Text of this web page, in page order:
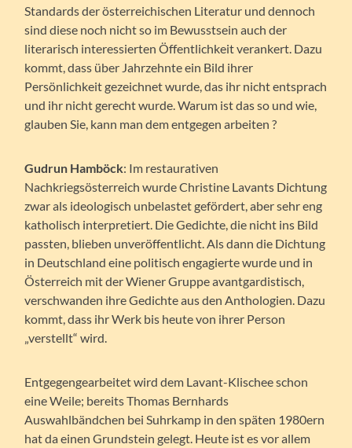
Standards der österreichischen Literatur und dennoch
sind diese noch nicht so im Bewusstsein auch der
literarisch interessierten Öffentlichkeit verankert. Dazu
kommt, dass über Jahrzehnte ein Bild ihrer
Persönlichkeit gezeichnet wurde, das ihr nicht entsprach
und ihr nicht gerecht wurde. Warum ist das so und wie,
glauben Sie, kann man dem entgegen arbeiten ?
Gudrun Hamböck: Im restaurativen
Nachkriegsösterreich wurde Christine Lavants Dichtung
zwar als ideologisch unbelastet gefördert, aber sehr eng
katholisch interpretiert. Die Gedichte, die nicht ins Bild
passten, blieben unveröffentlicht. Als dann die Dichtung
in Deutschland eine politisch engagierte wurde und in
Österreich mit der Wiener Gruppe avantgardistisch,
verschwanden ihre Gedichte aus den Anthologien. Dazu
kommt, dass ihr Werk bis heute von ihrer Person
„verstellt“ wird.
Entgegengearbeitet wird dem Lavant-Klischee schon
eine Weile; bereits Thomas Bernhards
Auswahlbändchen bei Suhrkamp in den späten 1980ern
hat da einen Grundstein gelegt. Heute ist es vor allem